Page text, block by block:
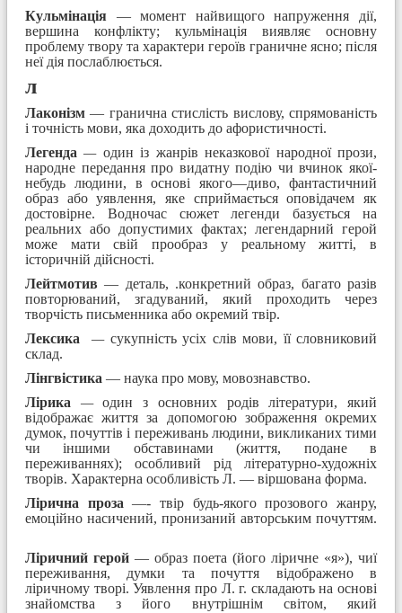
Кульмінація — момент найвищого напруження дії,
вершина конфлікту; кульмінація виявляє основну
проблему твору та характери героїв граничне ясно; після
неї дія послаблюється.
л
Лаконізм — гранична стислість вислову, спрямованість
і точність мови, яка доходить до афористичності.
Легенда — один із жанрів неказкової народної прози,
народне передання про видатну подію чи вчинок якої-
небудь людини, в основі якого—диво, фантастичний
образ або уявлення, яке сприймається оповідачем як
достовірне. Водночас сюжет легенди базується на
реальних або допустимих фактах; легендарний герой
може мати свій прообраз у реальному житті, в
історичній дійсності.
Лейтмотив — деталь, .конкретний образ, багато разів
повторюваний, згадуваний, який проходить через
творчість письменника або окремий твір.
Лексика
— сукупність усіх слів мови, її словниковий
склад.
Лінгвістика — наука про мову, мовознавство.
Лірика
—один з основних родів літератури, який
відображає життя за допомогою зображення окремих
думок, почуттів і переживань людини, викликаних тими
чи іншими обставинами (життя, подане в
переживаннях); особливий рід літературно-художніх
творів. Характерна особливість Л. — віршована форма.
Лірична проза —- твір будь-якого прозового жанру,
емоційно насичений, пронизаний авторським почуттям.
Ліричний герой — образ поета (його ліричне «я»), чиї
переживання, думки та почуття відображено в
ліричному творі. Уявлення про Л. г. складають на основі
знайомства з його внутрішнім світом, який